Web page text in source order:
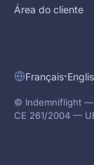
Área do cliente
Français·
© Indemniflight —
CE 261/2004 —